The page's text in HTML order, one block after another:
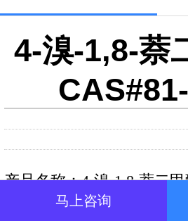
4-溴-1,8-萘
产品名称：4-溴-1,8-萘二
化学名称：4-溴-1,8-萘二
马上咨询